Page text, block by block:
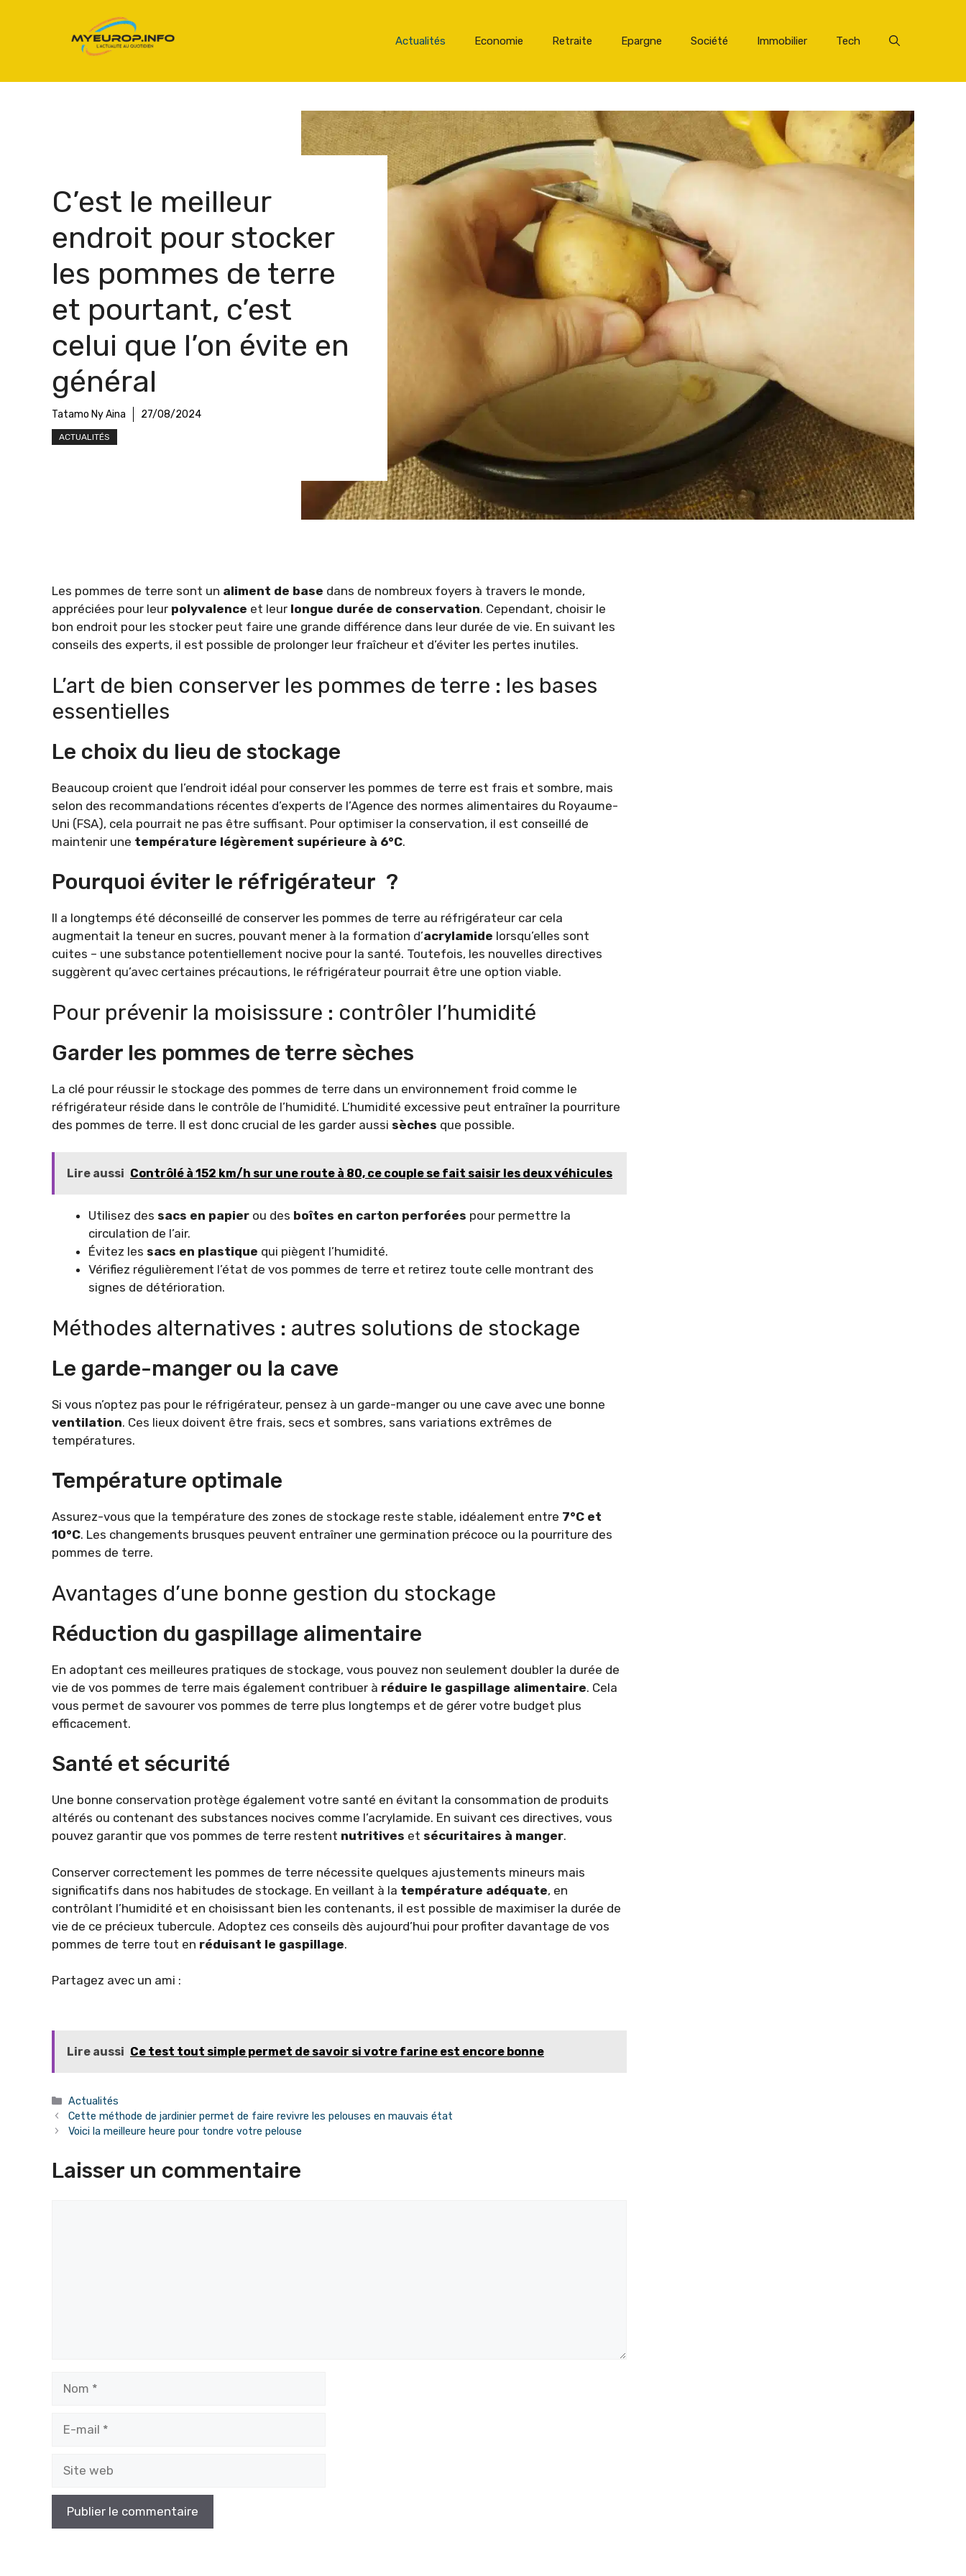
Actualités Economie Retraite Epargne Société Immobilier Tech
C’est le meilleur
endroit pour stocker
les pommes de terre
et pourtant, c’est
celui que l’on évite en
général
Tatamo Ny Aina 27/08/2024
ACTUALITÉS
Les pommes de terre sont un aliment de base dans de nombreux foyers à travers le monde,
appréciées pour leur polyvalence et leur longue durée de conservation. Cependant, choisir le
bon endroit pour les stocker peut faire une grande différence dans leur durée de vie. En suivant les
conseils des experts, il est possible de prolonger leur fraîcheur et d’éviter les pertes inutiles.
L’art de bien conserver les pommes de terre : les bases
essentielles
Le choix du lieu de stockage
Beaucoup croient que l’endroit idéal pour conserver les pommes de terre est frais et sombre, mais
selon des recommandations récentes d’experts de l’Agence des normes alimentaires du Royaume-
Uni (FSA), cela pourrait ne pas être suffisant. Pour optimiser la conservation, il est conseillé de
maintenir une température légèrement supérieure à 6°C.
Pourquoi éviter le réfrigérateur ?
Il a longtemps été déconseillé de conserver les pommes de terre au réfrigérateur car cela
augmentait la teneur en sucres, pouvant mener à la formation d’acrylamide lorsqu’elles sont
cuites – une substance potentiellement nocive pour la santé. Toutefois, les nouvelles directives
suggèrent qu’avec certaines précautions, le réfrigérateur pourrait être une option viable.
Pour prévenir la moisissure : contrôler l’humidité
Garder les pommes de terre sèches
La clé pour réussir le stockage des pommes de terre dans un environnement froid comme le
réfrigérateur réside dans le contrôle de l’humidité. L’humidité excessive peut entraîner la pourriture
des pommes de terre. Il est donc crucial de les garder aussi sèches que possible.
Lire aussi Contrôlé à 152 km/h sur une route à 80, ce couple se fait saisir les deux véhicules
Utilisez des sacs en papier ou des boîtes en carton perforées pour permettre la
circulation de l’air.
Évitez les sacs en plastique qui piègent l’humidité.
Vérifiez régulièrement l’état de vos pommes de terre et retirez toute celle montrant des
signes de détérioration.
Méthodes alternatives : autres solutions de stockage
Le garde-manger ou la cave
Si vous n’optez pas pour le réfrigérateur, pensez à un garde-manger ou une cave avec une bonne
ventilation. Ces lieux doivent être frais, secs et sombres, sans variations extrêmes de
températures.
Température optimale
Assurez-vous que la température des zones de stockage reste stable, idéalement entre 7°C et
10°C. Les changements brusques peuvent entraîner une germination précoce ou la pourriture des
pommes de terre.
Avantages d’une bonne gestion du stockage
Réduction du gaspillage alimentaire
En adoptant ces meilleures pratiques de stockage, vous pouvez non seulement doubler la durée de
vie de vos pommes de terre mais également contribuer à réduire le gaspillage alimentaire. Cela
vous permet de savourer vos pommes de terre plus longtemps et de gérer votre budget plus
efficacement.
Santé et sécurité
Une bonne conservation protège également votre santé en évitant la consommation de produits
altérés ou contenant des substances nocives comme l’acrylamide. En suivant ces directives, vous
pouvez garantir que vos pommes de terre restent nutritives et sécuritaires à manger.
Conserver correctement les pommes de terre nécessite quelques ajustements mineurs mais
significatifs dans nos habitudes de stockage. En veillant à la température adéquate, en
contrôlant l’humidité et en choisissant bien les contenants, il est possible de maximiser la durée de
vie de ce précieux tubercule. Adoptez ces conseils dès aujourd’hui pour profiter davantage de vos
pommes de terre tout en réduisant le gaspillage.
Partagez avec un ami :
Lire aussi Ce test tout simple permet de savoir si votre farine est encore bonne
Catégories
Actualités
Cette méthode de jardinier permet de faire revivre les pelouses en mauvais état
Voici la meilleure heure pour tondre votre pelouse
Laisser un commentaire
mail
web